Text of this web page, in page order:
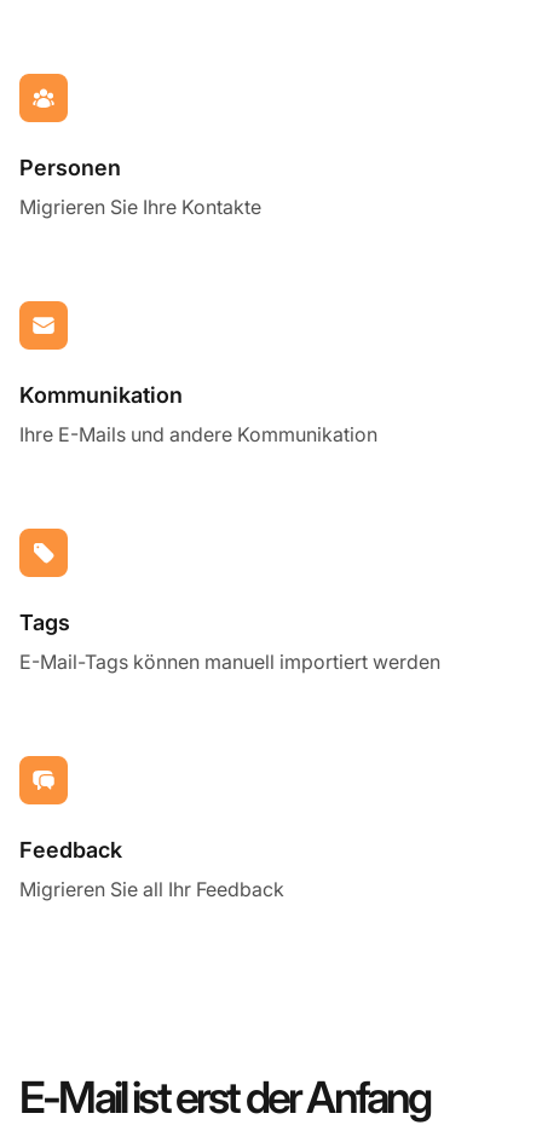
Personen
Migrieren Sie Ihre Kontakte
Kommunikation
Ihre E-Mails und andere Kommunikation
Tags
E-Mail-Tags können manuell importiert werden
Feedback
Migrieren Sie all Ihr Feedback
E-Mail ist erst der Anfang